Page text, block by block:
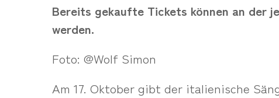
Bereits gekaufte Tickets können an der
werden.
Foto: @Wolf Simon
Am 17. Oktober gibt der italienische